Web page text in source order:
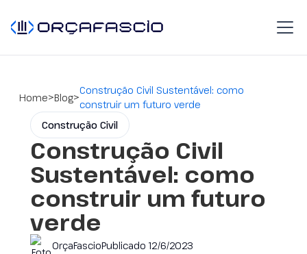
Home>Blog>Construção Civil Sustentável: como
construir um futuro verde
Construção Civil
Construção Civil
Sustentável: como
construir um futuro
verde
OrçaFascioPublicado12/6/2023